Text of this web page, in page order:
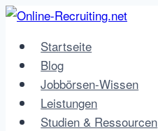
Zum
springenStartseite
Blog
Jobbörsen-Wissen
Leistungen
Studien & Ressourcen